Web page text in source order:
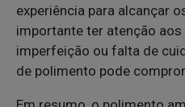
experiência para alcançar
importante ter atenção
imperfeição ou falta de
de polimento pode